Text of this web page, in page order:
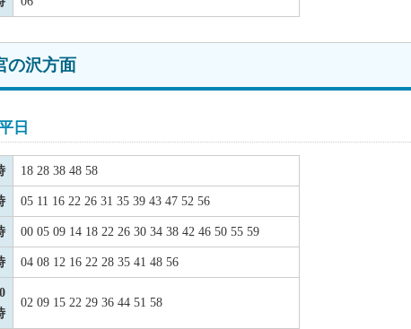
の沢方面
日
18 28 38 48 58
05 11 16 22 26 31 35 39 43 47 52 56
00 05 09 14 18 22 26 30 34 38 42 46 50 55 59
04 08 12 16 22 28 35 41 48 56
02 09 15 22 29 36 44 51 58